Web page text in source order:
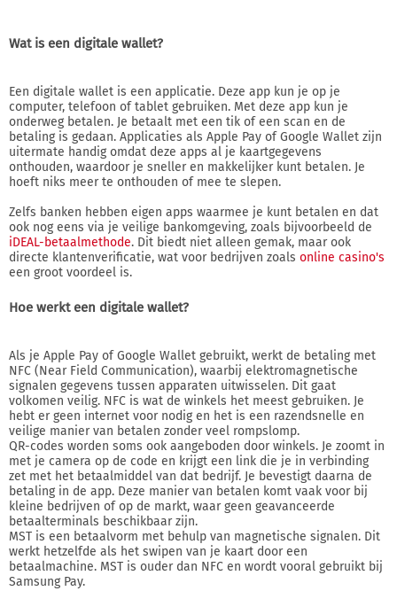
Wat is een digitale wallet?
Een digitale wallet is een applicatie. Deze app kun je op je
computer, telefoon of tablet gebruiken. Met deze app kun je
onderweg betalen. Je betaalt met een tik of een scan en de
betaling is gedaan. Applicaties als Apple Pay of Google Wallet zijn
uitermate handig omdat deze apps al je kaartgegevens
onthouden, waardoor je sneller en makkelijker kunt betalen. Je
hoeft niks meer te onthouden of mee te slepen.
Zelfs banken hebben eigen apps waarmee je kunt betalen en dat
ook nog eens via je veilige bankomgeving, zoals bijvoorbeeld de
iDEAL-betaalmethode. Dit biedt niet alleen gemak, maar ook
directe klantenverificatie, wat voor bedrijven zoals online casino's
een groot voordeel is.
Hoe werkt een digitale wallet?
Als je Apple Pay of Google Wallet gebruikt, werkt de betaling met
NFC (Near Field Communication), waarbij elektromagnetische
signalen gegevens tussen apparaten uitwisselen. Dit gaat
volkomen veilig. NFC is wat de winkels het meest gebruiken. Je
hebt er geen internet voor nodig en het is een razendsnelle en
veilige manier van betalen zonder veel rompslomp.
QR-codes worden soms ook aangeboden door winkels. Je zoomt in
met je camera op de code en krijgt een link die je in verbinding
zet met het betaalmiddel van dat bedrijf. Je bevestigt daarna de
betaling in de app. Deze manier van betalen komt vaak voor bij
kleine bedrijven of op de markt, waar geen geavanceerde
betaalterminals beschikbaar zijn.
MST is een betaalvorm met behulp van magnetische signalen. Dit
werkt hetzelfde als het swipen van je kaart door een
betaalmachine. MST is ouder dan NFC en wordt vooral gebruikt bij
Samsung Pay.